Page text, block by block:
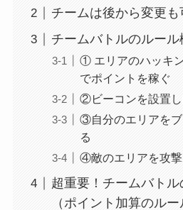
チームは後から変更も
チームバトルのルール
① エリアのハッキ
でポイントを稼ぐ
②ビーコンを設置
③自分のエリアを
る
④敵のエリアを攻
超重要！チームバト
（ポイント加算のルー